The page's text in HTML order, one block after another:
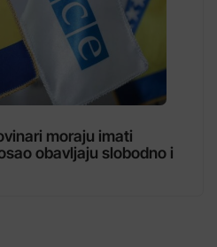
moraju imati
obavljaju slobodno i